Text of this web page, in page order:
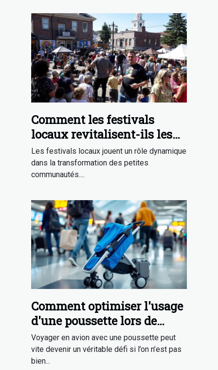
Comment les festivals
locaux revitalisent-ils les
petites communautés ?
Les festivals locaux jouent un rôle dynamique
dans la transformation des petites
communautés....
Comment optimiser l'usage
d'une poussette lors de
voyages en avion ?
Voyager en avion avec une poussette peut
vite devenir un véritable défi si l’on n’est pas
bien...